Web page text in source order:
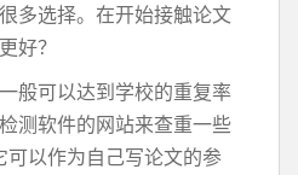
多选择。在开始接触论文
好？
般可以达到学校的重复率
测软件的网站来查重一些
可以作为自己写论文的参